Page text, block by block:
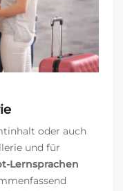
oder auch
und für
Lernsprachen